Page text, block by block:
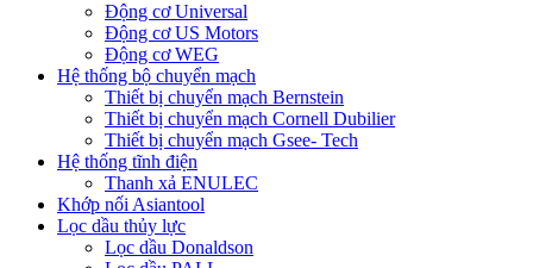
Động cơ Universal
Động cơ US Motors
Động cơ WEG
Hệ thống bộ chuyển mạch
Thiết bị chuyển mạch Bernstein
Thiết bị chuyển mạch Cornell Dubilier
Thiết bị chuyển mạch Gsee- Tech
Hệ thống tĩnh điện
Thanh xả ENULEC
Khớp nối Asiantool
Lọc dầu thủy lực
Lọc dầu Donaldson